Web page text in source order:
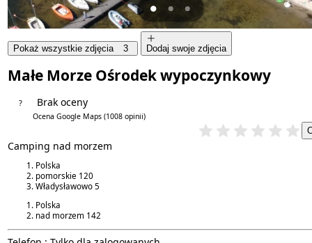
Pokaż wszystkie zdjęcia 3 Dodaj swoje zdjęcia
Małe Morze Ośrodek wypoczynkowy
? Brak oceny
Ocena Google Maps(1008 opinii)
Camping nad morzem
Polska
pomorskie 120
Władysławowo 5
Polska
nad morzem 142